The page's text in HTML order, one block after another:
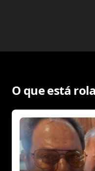
O que está